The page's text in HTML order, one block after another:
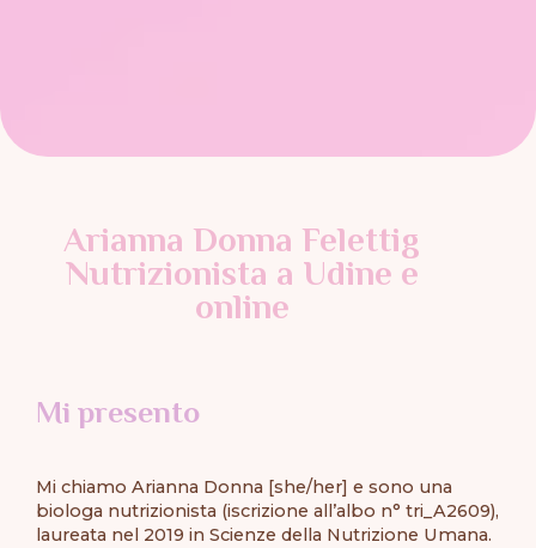
Arianna Donna Felettig
Nutrizionista a Udine e
online
Mi presento
Mi chiamo Arianna Donna [she/her] e sono una
biologa nutrizionista (iscrizione all’albo n° tri_A2609),
laureata nel 2019 in Scienze della Nutrizione Umana.